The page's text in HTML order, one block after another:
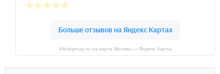
IHerbgroup.ru на карте Москвы — Яндекс Карты